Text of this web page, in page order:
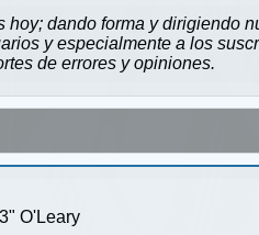
dando forma y dirigiendo
y especialmente a los
de errores y opiniones.
O'Leary